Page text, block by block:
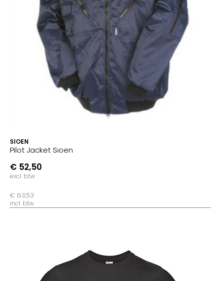
SIOEN
Pilot Jacket Sioen
€ 52,50
excl. btw
€ 63,53
incl. btw